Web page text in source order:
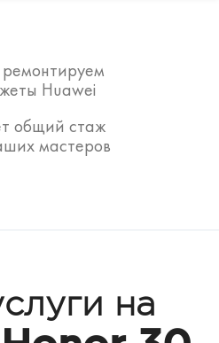
ремонтируем
Huawei
общий стаж
мастеров
на